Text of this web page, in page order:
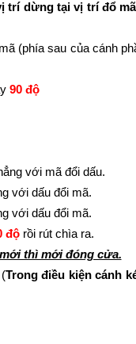
trí dừng tại vị trí đổ
(phía sau của cánh
90 độ
với mã đổi dấu.
với dấu đổi mã.
với dấu đổi mã.
độ rồi rút chìa ra.
thì mới đóng cửa.
Trong điều kiện cánh